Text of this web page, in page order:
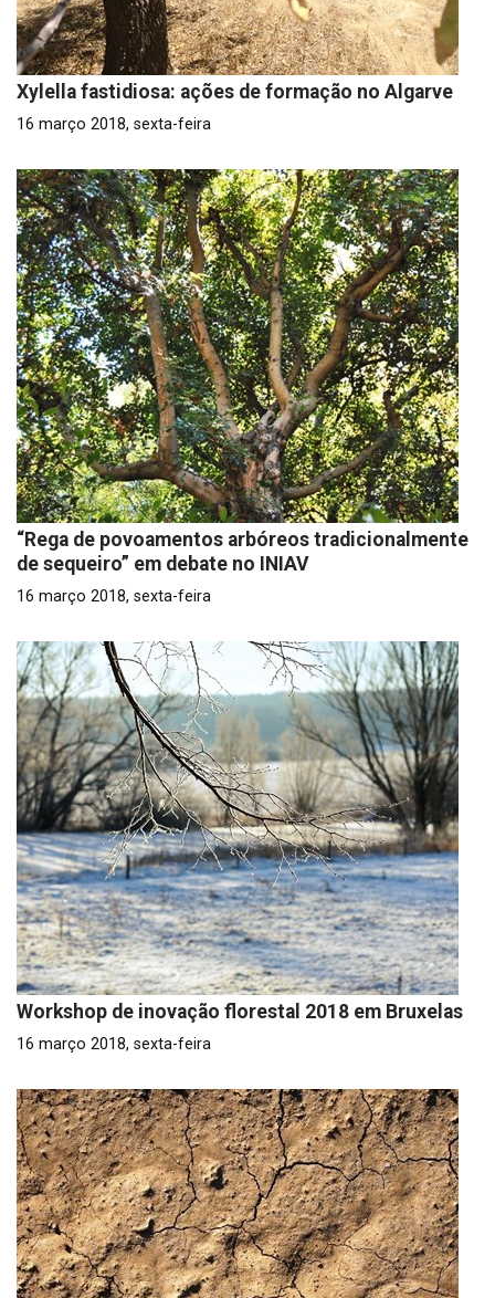
Xylella fastidiosa: ações de formação no Algarve
16 março 2018, sexta-feira
“Rega de povoamentos arbóreos tradicionalmente
de sequeiro” em debate no INIAV
16 março 2018, sexta-feira
Workshop de inovação florestal 2018 em Bruxelas
16 março 2018, sexta-feira